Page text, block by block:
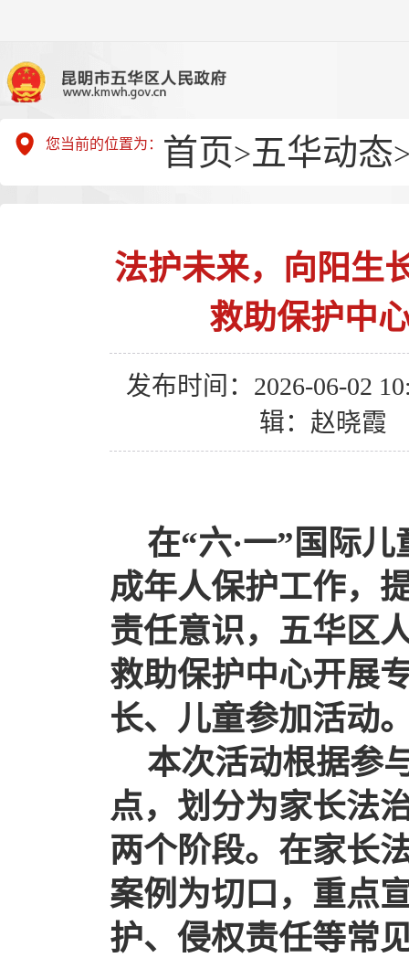
您当前的位置为： 首页>五华动态
法护未来，向阳
救助保护中
发布时间：2026-06-02
辑：赵晓霞
在“六·一” 国际
成年人保护工作，
责任意识，五华区
救助保护中心开展
长、儿童参加活动
本次活动根据参
点，划分为家长法
两个阶段。在家长
案例为切口，重点
护、侵权责任等常